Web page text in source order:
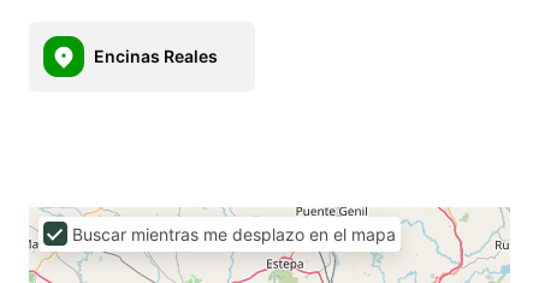
Encinas Reales
Buscar mientras me desplazo en el mapa